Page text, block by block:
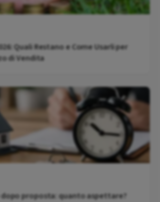
Quali Restano e Come Usarli per
di Vendita
proposta: quanto aspettare?